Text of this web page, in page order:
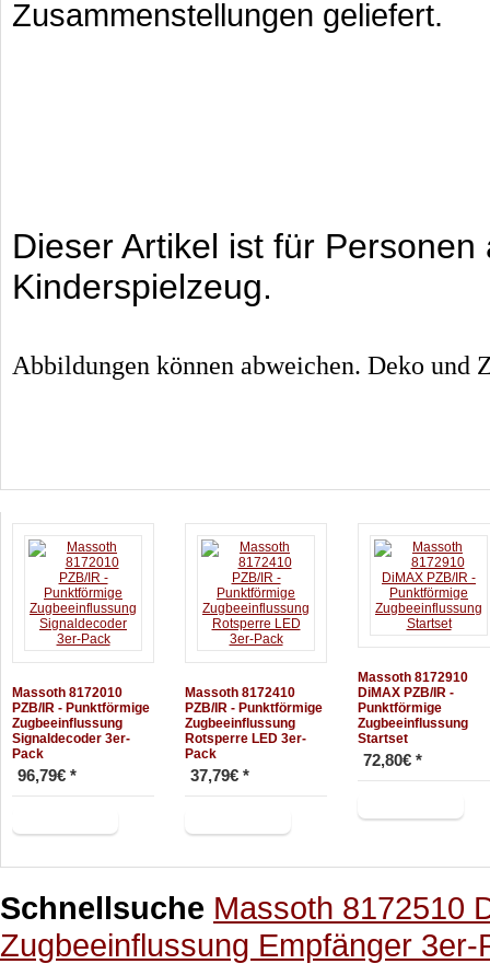
Zusammenstellungen geliefert.
Dieser Artikel ist für
Kinderspielzeug.
Abbildungen können abweichen. Deko und
Massoth 8172010
PZB/IR - Punktförmige
Zugbeeinflussung
Signaldecoder 3er-
Pack
96,79€ *
Massoth 8172410
PZB/IR - Punktförmige
Zugbeeinflussung
Rotsperre LED 3er-
Pack
37,79€ *
Massoth 8172910
DiMAX PZB/IR -
Punktförmige
Zugbeeinflussung
Startset
72,80€ *
Schnellsuche Massoth 8172510
Zugbeeinflussung Empfänger 3er-